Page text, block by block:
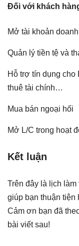
Đối với khách
Mở tài khoản
Quản lý tiền tệ và
Hỗ trợ tín dụng
thuê tài chính…
Mua bán ngoại hối
Mở L/C trong hoạt
Kết luận
Trên đây là lịch làm
giúp bạn thuận tiện
Cảm ơn bạn đã
bài viết sau!